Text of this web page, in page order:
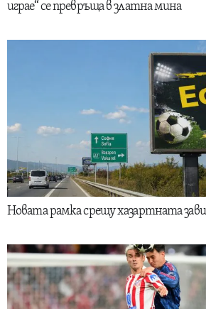
играе“ се превръща в златна мина
Новата рамка срещу хазартната